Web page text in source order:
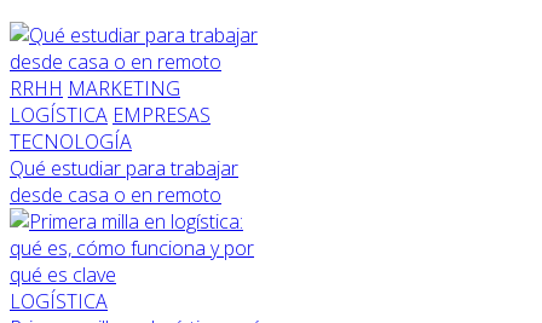
RRHH MARKETING
LOGÍSTICA EMPRESAS
TECNOLOGÍA
Qué estudiar para trabajar
desde casa o en remoto
LOGÍSTICA